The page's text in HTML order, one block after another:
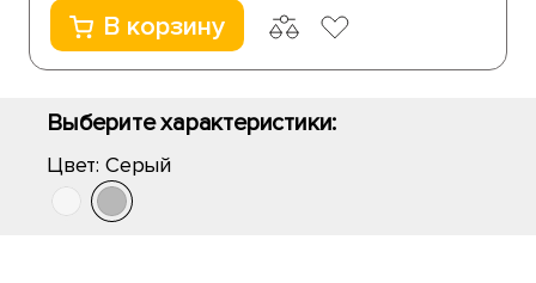
В корзину
Выберите характеристики:
Цвет: Серый